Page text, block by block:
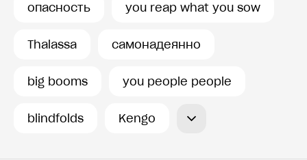
опасность you reap what you sow
Thalassa самонадеянно
big booms you people people
blindfolds Kengo